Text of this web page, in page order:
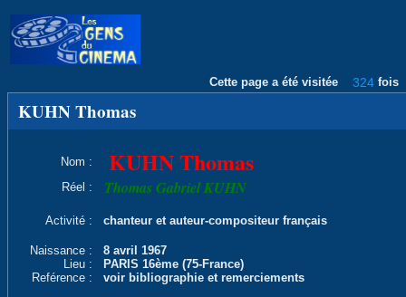
Cette page a été visitée 324 fois
KUHN Thomas
Nom : KUHN Thomas
Réel : Thomas Gabriel KUHN
Activité : chanteur et auteur-compositeur français
Naissance :
8 avril 1967
Lieu :
PARIS 16ème (75-France)
Reférence :
voir bibliographie et remerciements